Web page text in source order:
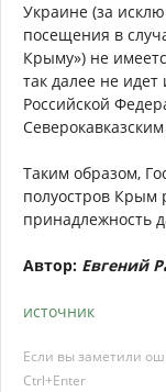
Украине (за
посещения в
Крыму») не
так далее не
Российской
Таким образом,
полуостров Крым
принадлежность
Автор: Евгений
источник
Если вы заметили
Ctrl+Enter